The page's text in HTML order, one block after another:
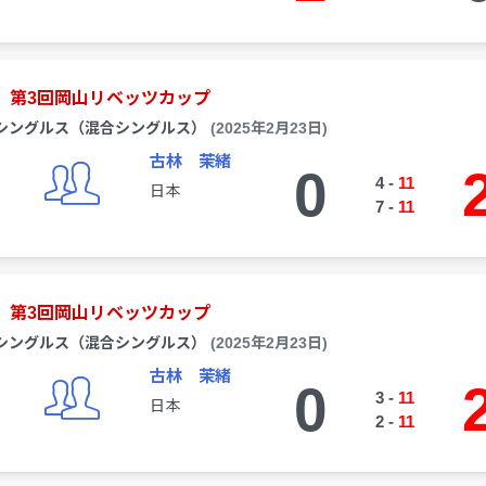
第3回岡山リベッツカップ
ングルス（混合シングルス） (2025年2月23日)
古林 茉緒
日本 0 4- 11
7- 11
第3回岡山リベッツカップ
ングルス（混合シングルス） (2025年2月23日)
古林 茉緒
日本 0 3- 11
2- 11